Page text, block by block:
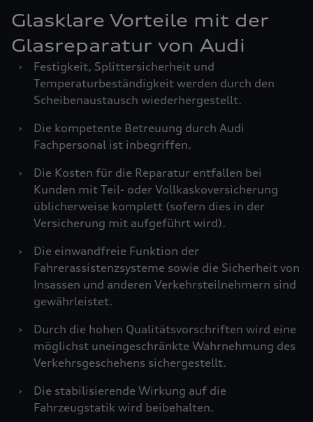
Glasklare Vorteile mit der
Glasreparatur von Audi
›
Festigkeit, Splittersicherheit und
Temperaturbeständigkeit werden durch den
Scheibenaustausch wiederhergestellt.
›
Die kompetente Betreuung durch Audi
Fachpersonal ist inbegriffen.
›
Die Kosten für die Reparatur entfallen bei
Kunden mit Teil- oder Vollkaskoversicherung
üblicherweise komplett (sofern dies in der
Versicherung mit aufgeführt wird).
›
Die einwandfreie Funktion der
Fahrerassistenzsysteme sowie die Sicherheit von
Insassen und anderen Verkehrsteilnehmern sind
gewährleistet.
›
Durch die hohen Qualitätsvorschriften wird eine
möglichst uneingeschränkte Wahrnehmung des
Verkehrsgeschehens sichergestellt.
›
Die stabilisierende Wirkung auf die
Fahrzeugstatik wird beibehalten.